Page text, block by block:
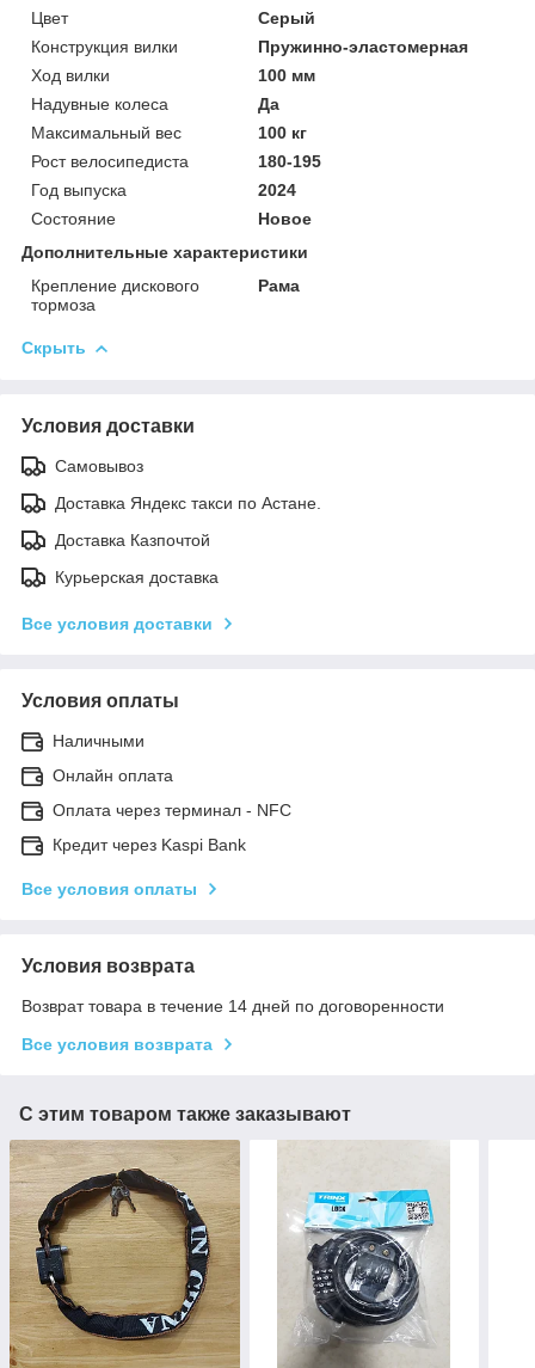
Цвет
Серый
Конструкция вилки
Пружинно-эластомерная
Ход вилки
100 мм
Надувные колеса
Да
Максимальный вес
100 кг
Рост велосипедиста
180-195
Год выпуска
2024
Состояние
Новое
Дополнительные характеристики
Крепление дискового
тормоза
Рама
Скрыть
Условия доставки
Самовывоз
Доставка Яндекс такси по Астане.
Доставка Казпочтой
Курьерская доставка
Все условия доставки
Условия оплаты
Наличными
Онлайн оплата
Оплата через терминал - NFC
Кредит через Kaspi Bank
Все условия оплаты
Условия возврата
Возврат товара в течение 14 дней по договоренности
Все условия возврата
С этим товаром также заказывают